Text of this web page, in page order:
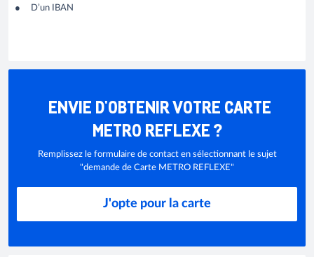
D’un IBAN
ENVIE D'OBTENIR VOTRE CARTE
METRO REFLEXE ?
Remplissez le formulaire de contact en sélectionnant le sujet
"demande de Carte METRO REFLEXE"
J'opte pour la carte